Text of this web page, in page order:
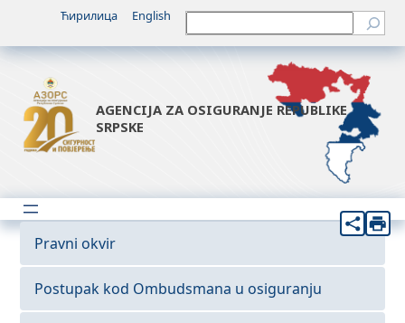
Ћирилица English Претрага
AGENCIJA ZA OSIGURANJE REPUBLIKE
SRPSKE
Pravni okvir
Postupak kod Ombudsmana u osiguranju